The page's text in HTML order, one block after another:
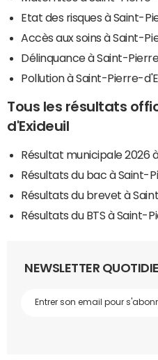
Etat des risques à Saint-
Accès aux soins à Saint-
Délinquance à Saint-
Pollution à Saint-Pierre-
Tous les résultats
d'Exideuil
Résultat municipale 2026
Résultats du bac à Saint-
Résultats du brevet à
Résultats du BTS à Saint-
NEWSLETTER